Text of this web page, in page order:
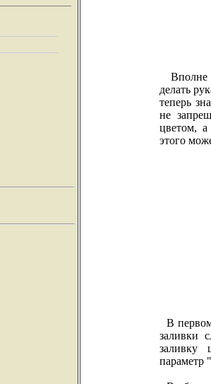
Вполне
делать
теперь
не
цветом,
этого
В
заливки
параметр "